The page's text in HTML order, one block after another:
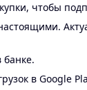
чтобы
в Google